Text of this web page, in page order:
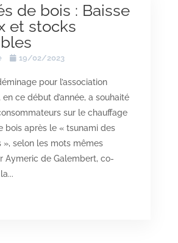
de bois : Baisse
et stocks
19/02/2023
pour l’association
ce début d’année, a souhaité
sur le chauffage
bois après le « tsunami des
», selon les mots mêmes
Aymeric de Galembert, co-